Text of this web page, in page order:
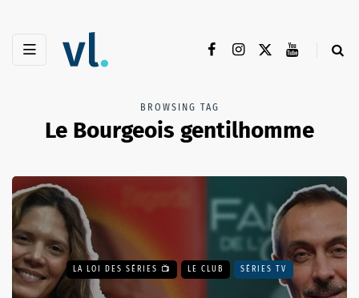
BROWSING TAG
Le Bourgeois gentilhomme
LA LOI DES SÉRIES 📺 LE CLUB SÉRIES TV